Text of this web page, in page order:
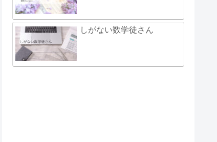
しがない数学徒さん